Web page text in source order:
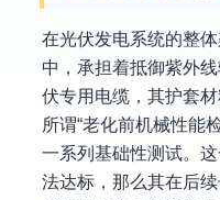
在光伏发电系统的整
中，承担着抵御紫外
伏专用电缆，其护套
所谓“老化前机械性能
一系列基础性测试。
法达标，那么其在后